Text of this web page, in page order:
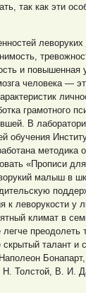
так как эти
и повышенная
человека —
грамотного
В
обучения
методика
«Прописи
малыш в
к леворукости
климат в
преодолеть
скрытый талант
Толстой, В. И.